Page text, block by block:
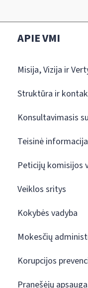
APIE VMI
Misija, Vizija ir
Struktūra ir
Konsultavimasis
Teisinė informacija
Peticijų komisijos
Veiklos sritys
Kokybės vadyba
Mokesčių
Korupcijos
Pranešėjų